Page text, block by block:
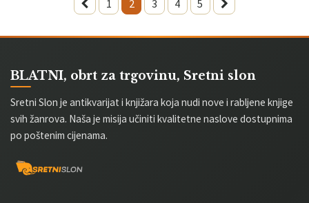
1 2 3 4 5
BLATNI, obrt za trgovinu, Sretni slon
Sretni Slon je antikvarijat i knjižara koja nudi nove i rabljene knjige
svih žanrova. Naša je misija učiniti kvalitetne naslove dostupnima
po poštenim cijenama.